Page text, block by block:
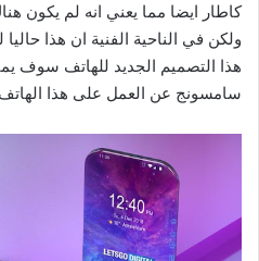
كاطار ايضا مما يعني انه لم يكون
ولكن في الناحية الفنية ان هذا
هذا التصميم الجديد للهاتف سوف
سامسونج عن العمل على هذا